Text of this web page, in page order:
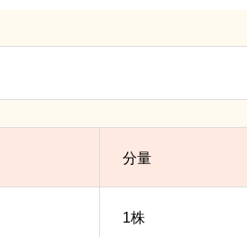
分量
1株